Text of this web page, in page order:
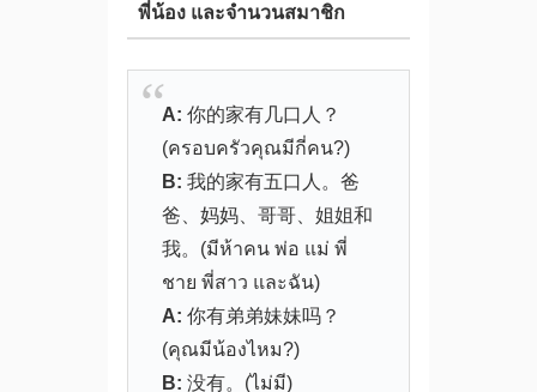
พี่น้อง และจำนวนสมาชิก
A: 你的家有几口人？
(ครอบครัวคุณมีกี่คน?)
B: 我的家有五口人。爸
爸、妈妈、哥哥、姐姐和
我。(มีห้าคน พ่อ แม่ พี่
ชาย พี่สาว และฉัน)
A: 你有弟弟妹妹吗？
(คุณมีน้องไหม?)
B: 没有。(ไม่มี)